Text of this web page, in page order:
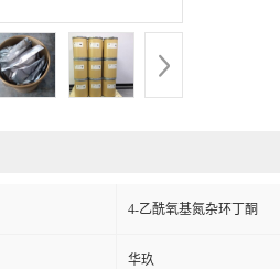
4-乙酰氧基氮杂环丁酮
华玖